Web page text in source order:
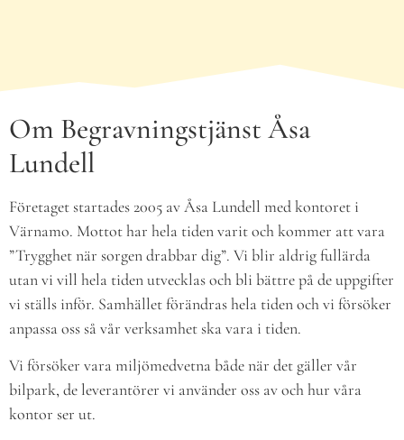
Om Begravningstjänst Åsa
Lundell
Företaget startades 2005 av Åsa Lundell med kontoret i
Värnamo. Mottot har hela tiden varit och kommer att vara
”Trygghet när sorgen drabbar dig”. Vi blir aldrig fullärda
utan vi vill hela tiden utvecklas och bli bättre på de uppgifter
vi ställs inför. Samhället förändras hela tiden och vi försöker
anpassa oss så vår verksamhet ska vara i tiden.
Vi försöker vara miljömedvetna både när det gäller vår
bilpark, de leverantörer vi använder oss av och hur våra
kontor ser ut.